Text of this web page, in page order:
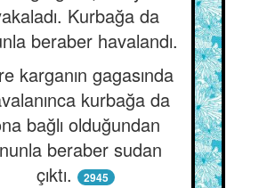
Kurbağa da
beraber havalandı.
karganın gagasında
kurbağa da
bağlı olduğundan
beraber sudan
çıktı.
2945